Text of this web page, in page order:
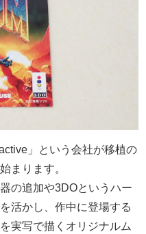
」という会社が移植の
まります。
の追加や3DOというハー
活かし、作中に登場する
実写で描くオリジナルム